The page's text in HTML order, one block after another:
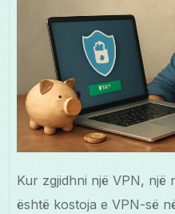
Kur zgjidhni një VPN, një
është kostoja e VPN-së